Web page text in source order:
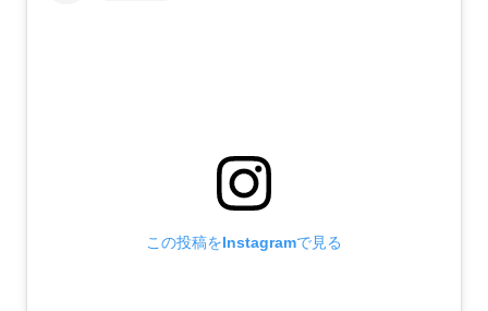
この投稿をInstagramで見る